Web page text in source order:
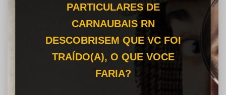
PARTICULARES DE
CARNAUBAIS RN
DESCOBRISEM QUE VC FOI
TRAÍDO(A), O QUE VOCE
FARIA?